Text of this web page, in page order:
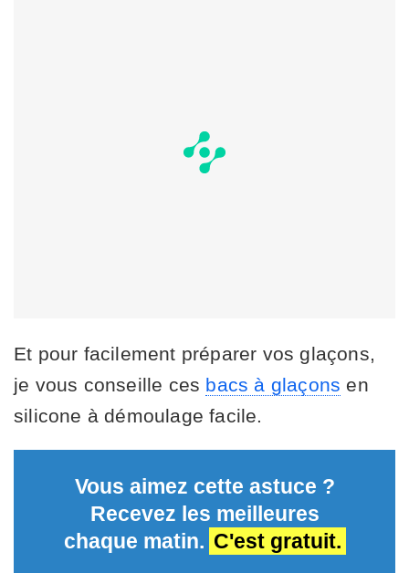
Et pour facilement préparer vos glaçons,
je vous conseille ces bacs à glaçons en
silicone à démoulage facile.
Vous aimez cette astuce ?
Recevez les meilleures
chaque matin. C'est gratuit.